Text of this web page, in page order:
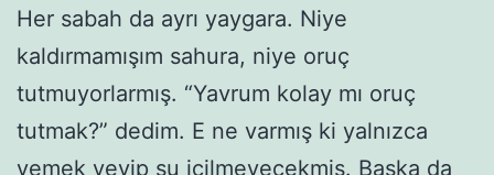
Her sabah da ayrı yaygara. Niye
kaldırmamışım sahura, niye oruç
tutmuyorlarmış. “Yavrum kolay mı oruç
tutmak?” dedim. E ne varmış ki yalnızca
yemek yeyip su içilmeyecekmiş. Başka da